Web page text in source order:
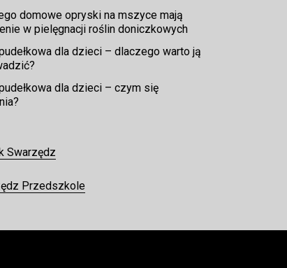
domowe opryski na mszyce mają
w pielęgnacji roślin doniczkowych
dla dzieci – dlaczego warto ją
dla dzieci – czym się
Swarzędz
Przedszkole